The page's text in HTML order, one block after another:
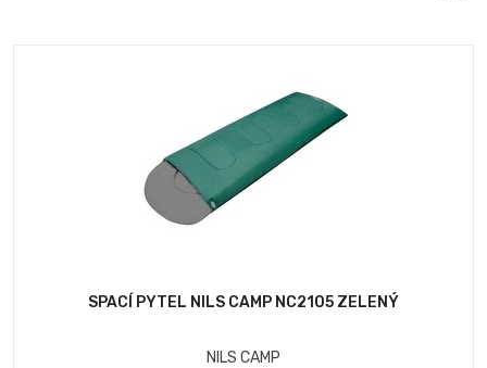
SPACÍ PYTEL NILS CAMP NC2105 ZELENÝ
NILS CAMP